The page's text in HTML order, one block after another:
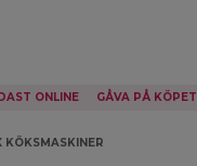
ONLINE GÅVA PÅ KÖPET
KÖKSMASKINER